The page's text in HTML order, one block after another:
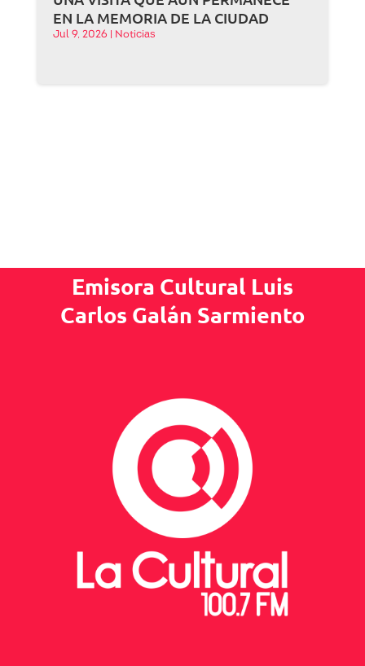
EN LA MEMORIA DE LA CIUDAD
Jul 9, 2026 Noticias
Emisora Cultural Luis
Carlos Galán Sarmiento